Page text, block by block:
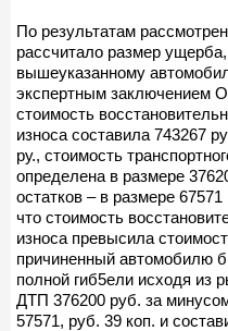
По результатам
рассчитало размер
вышеуказанному
экспертным заключением
стоимость
износа составила 743267
ру., стоимость
определена в размере
остатков – в размере
что стоимость
износа превысила
причиненный автомобилю
полной гиб5ели исходя из
ДТП 376200 руб. за
57571, руб. 39 коп. и